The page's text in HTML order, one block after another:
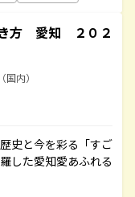
方 愛知 ２０２
内）
史と今を彩る「すご
した愛知愛あふれる